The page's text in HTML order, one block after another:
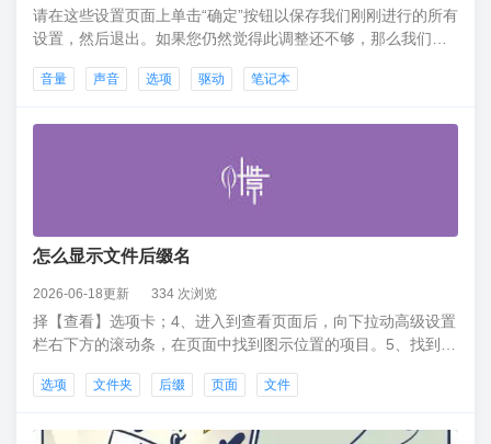
请在这些设置页面上单击“确定”按钮以保存我们刚刚进行的所有
设置，然后退出。如果您仍然觉得此调整还不够，那么我们只
如果没有此选项，则可以自己下载声卡驱动程序。打开声卡驱
调整到右端，声音会明显变大
音量 声音 选项 驱动 笔记本
怎么显示文件后缀名
2026-06-18更新 334 次浏览
择【查看】选项卡；4、进入到查看页面后，向下拉动高级设置
栏右下方的滚动条，在页面中找到图示位置的项目。5、找到
掉，然后点击下方的【应用】按钮，再点击【确定】按钮，这
选项 文件夹 后缀 页面 文件